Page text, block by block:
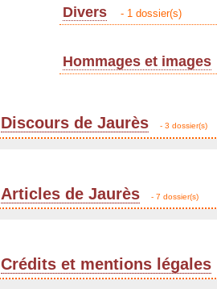
Divers - 1 dossier(s)
Hommages et images
Discours de Jaurès - 3 dossier(s)
Articles de Jaurès - 7 dossier(s)
Crédits et mentions légales